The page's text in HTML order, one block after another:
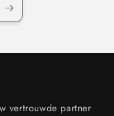
vertrouwde partner